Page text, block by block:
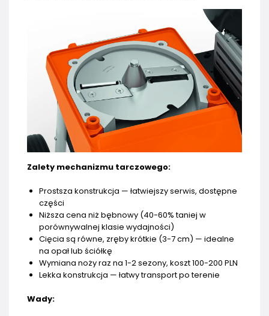
Zalety mechanizmu tarczowego:
Prostsza konstrukcja — łatwiejszy serwis, dostępne
części
Niższa cena niż bębnowy (40-60% taniej w
porównywalnej klasie wydajności)
Cięcia są równe, zręby krótkie (3-7 cm) — idealne
na opał lub ściółkę
Wymiana noży raz na 1-2 sezony, koszt 100-200 PLN
Lekka konstrukcja — łatwy transport po terenie
Wady: